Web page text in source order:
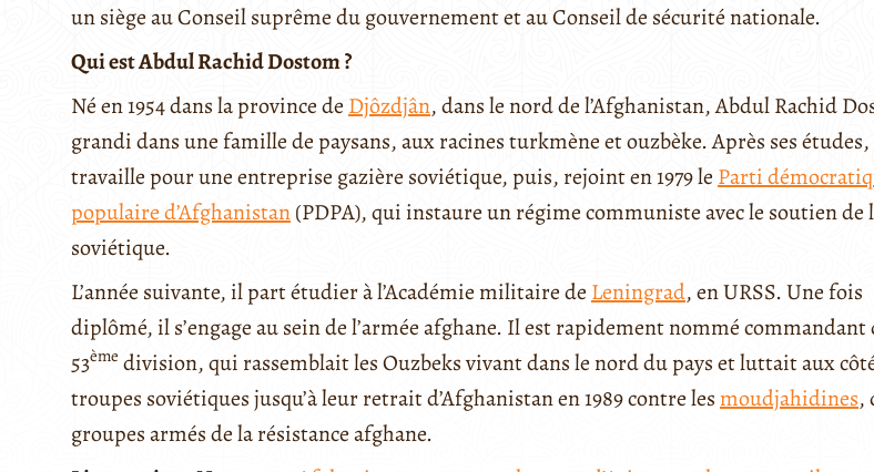
un siège au Conseil suprême du gouvernement et au Conseil de sécurité nationale.
Qui est Abdul Rachid Dostom ?
Né en 1954 dans la province deDjôzdjân, dans le nord de l’Afghanistan, Abdul Rachid
grandi dans une famille de paysans, aux racines turkmène et ouzbèke. Après ses
travaille pour une entreprise gazière soviétique, puis, rejoint en 1979 le Parti
populaire d’Afghanistan(PDPA), qui instaure un régime communiste avec le soutien de
soviétique.
L’année suivante, il part étudier à l’Académie militaire de Leningrad, en URSS. Une fois
diplômé, il s’engage au sein de l’armée afghane. Il est rapidement nommé commandant
53ème division, qui rassemblait les Ouzbeks vivant dans le nord du pays et luttait aux
troupes soviétiques jusqu’à leur retrait d’Afghanistan en 1989 contre lesmoudjahidines,
groupes armés de la résistance afghane.